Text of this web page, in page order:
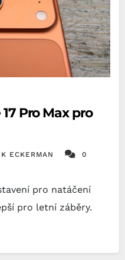
Pro Max pro
ECKERMAN 0
pro natáčení
pro letní záběry.